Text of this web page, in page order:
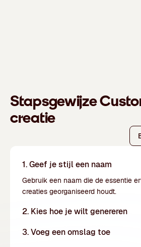
Stapsgewijze
creatie
1. Geef je stijl een naam
Gebruik een naam die de essentie
creaties georganiseerd houdt.
2. Kies hoe je wilt genereren
3. Voeg een omslag toe